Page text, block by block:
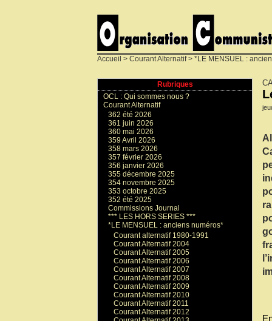
Accueil > Courant Alternatif> *LE MENSUEL :
Rubriques
OCL : Qui sommes nous ?
Courant Alternatif
362 été 2026
361 juin 2026
360 mai 2026
359 Avril 2026
358 mars 2026
357 février 2026
356 janvier 2026
355 décembre 2025
354 novembre 2025
353 octobre 2025
352 été 2025
Commissions Journal
*** LES HORS SERIES ***
*LE MENSUEL : anciens numéros*
Courant alternatif 1980-1991
Courant Alternatif 2004
Courant Alternatif 2005
Courant Alternatif 2006
Courant Alternatif 2007
Courant Alternatif 2008
Courant Alternatif 2009
Courant Alternatif 2010
Courant Alternatif 2011
Courant Alternatif 2012